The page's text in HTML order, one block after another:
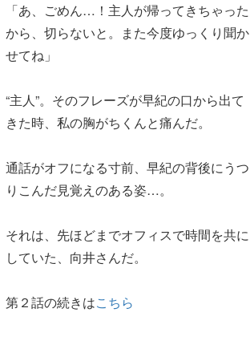
「あ、ごめん…！主人が帰ってきちゃった
から、切らないと。また今度ゆっくり聞か
せてね」
“主人”。そのフレーズが早紀の口から出て
きた時、私の胸がちくんと痛んだ。
通話がオフになる寸前、早紀の背後にうつ
りこんだ見覚えのある姿…。
それは、先ほどまでオフィスで時間を共に
していた、向井さんだ。
第２話の続きはこちら